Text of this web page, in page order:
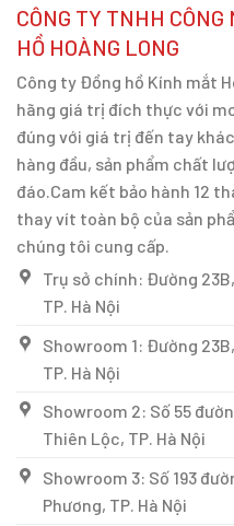
CÔNG TY TNHH
HỒ HOÀNG LONG
Công ty Đồng hồ Kính mắt
hãng giá trị đích thực với
đúng với giá trị đến tay
hàng đầu, sản phẩm chất
đáo.Cam kết bảo hành 12
thay vít toàn bộ của sản
chúng tôi cung cấp.
Trụ sở chính: Đường
TP. Hà Nội
Showroom 1: Đường
TP. Hà Nội
Showroom 2: Số 55
Thiên Lộc, TP. Hà Nội
Showroom 3: Số 193
Phương, TP. Hà Nội